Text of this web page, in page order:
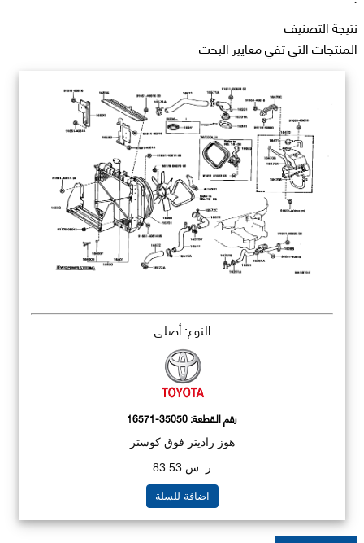
نتيجة التصنيف
المنتجات التي تفي معايير البحث
النوع: أصلي
رقم القطعة:16571-35050
هوز راديتر فوق كوستر
ر. س.83.53
اضافة للسلة